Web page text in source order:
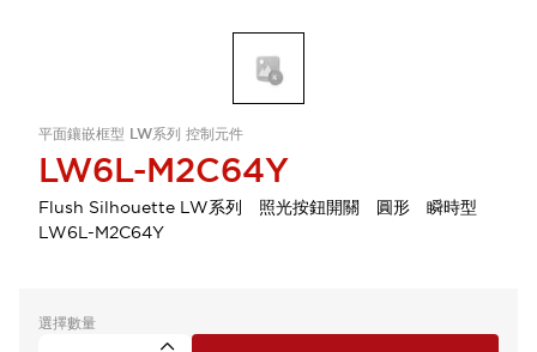
平面鑲嵌框型 LW系列 控制元件
LW6L-M2C64Y
Flush Silhouette LW系列 照光按鈕開關 圓形 瞬時型
LW6L-M2C64Y
選擇數量